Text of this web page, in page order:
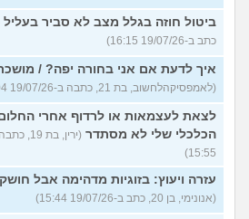
ביטול חוזה בגלל מצב לא סביר בעליל
כתב ב-19/07/26 16:15)
איך לדעת אם אני בחורה יפה? /
(לאמפסיקהלחשוב, בת 21, כתבה ב-19/07/26 16:04)
לצאת לעצמאות או לרדוף אחרי
הכלכלי שלי לא מסתדר
15:55)
עזרה ויעוץ: בזוגיות מדהימה אבל
(אנונימי, בן 20, כתב ב-19/07/26 15:44)